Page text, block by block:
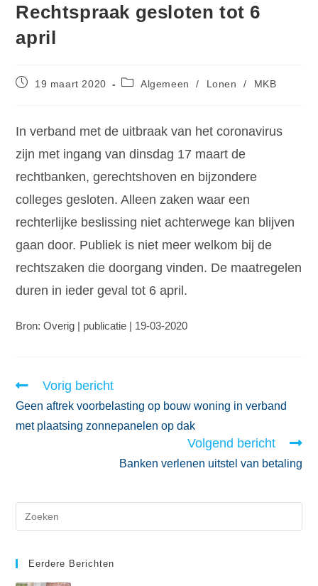
Rechtspraak gesloten tot 6
april
19 maart 2020 Algemeen / Lonen / MKB
In verband met de uitbraak van het coronavirus
zijn met ingang van dinsdag 17 maart de
rechtbanken, gerechtshoven en bijzondere
colleges gesloten. Alleen zaken waar een
rechterlijke beslissing niet achterwege kan blijven
gaan door. Publiek is niet meer welkom bij de
rechtszaken die doorgang vinden. De maatregelen
duren in ieder geval tot 6 april.
Bron: Overig | publicatie | 19-03-2020
Vorig bericht
Geen aftrek voorbelasting op bouw woning in verband
met plaatsing zonnepanelen op dak
Volgend bericht
Banken verlenen uitstel van betaling
Eerdere Berichten